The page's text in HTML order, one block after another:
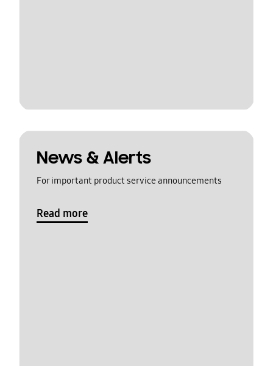
News & Alerts
For important product service announcements
Read more